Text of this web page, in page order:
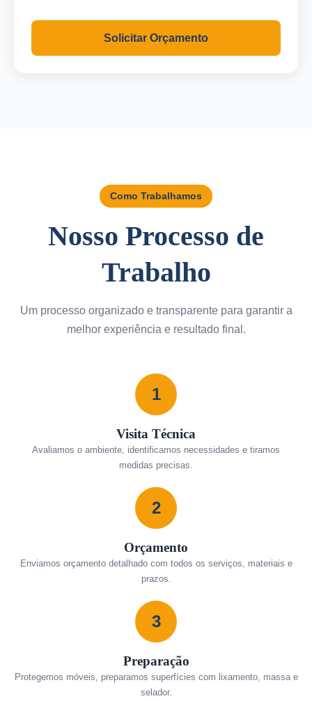
Solicitar Orçamento
Como Trabalhamos
Nosso Processo de
Trabalho
Um processo organizado e transparente para garantir a
melhor experiência e resultado final.
1
Visita Técnica
Avaliamos o ambiente, identificamos necessidades e tiramos
medidas precisas.
2
Orçamento
Enviamos orçamento detalhado com todos os serviços, materiais e
prazos.
3
Preparação
Protegemos móveis, preparamos superfícies com lixamento, massa e
selador.